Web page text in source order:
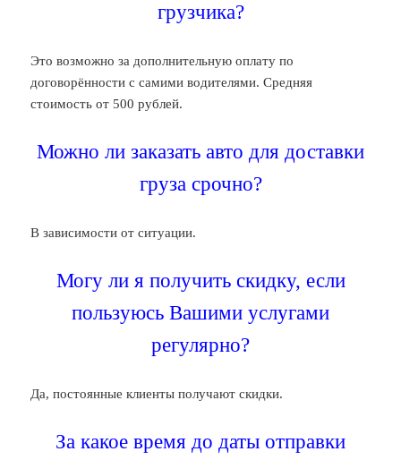
грузчика?
Это возможно за дополнительную оплату по
договорённости с самими водителями. Средняя
стоимость от 500 рублей.
Можно ли заказать авто для доставки
груза срочно?
В зависимости от ситуации.
Могу ли я получить скидку, если
пользуюсь Вашими услугами
регулярно?
Да, постоянные клиенты получают скидки.
За какое время до даты отправки